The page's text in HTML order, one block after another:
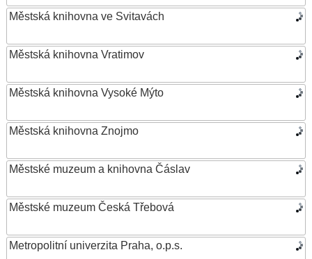
Městská knihovna ve Svitavách
Městská knihovna Vratimov
Městská knihovna Vysoké Mýto
Městská knihovna Znojmo
Městské muzeum a knihovna Čáslav
Městské muzeum Česká Třebová
Metropolitní univerzita Praha, o.p.s.